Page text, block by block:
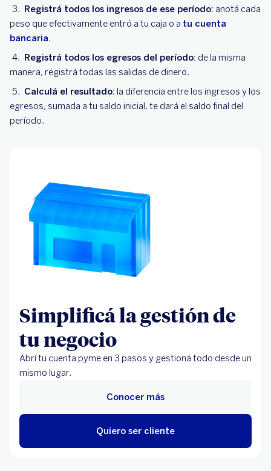
Registrá todos los ingresos de ese período: anotá cada
peso que efectivamente entró a tu caja o a tu cuenta
bancaria.
Registrá todos los egresos del período: de la misma
manera, registrá todas las salidas de dinero.
Calculá el resultado: la diferencia entre los ingresos y los
egresos, sumada a tu saldo inicial, te dará el saldo final del
período.
Simplificá la gestión de
tu negocio
Abrí tu cuenta pyme en 3 pasos y gestioná todo desde un
mismo lugar.
Quiero ser cliente
Conocer más